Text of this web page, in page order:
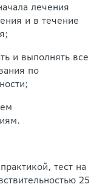
лечения
и в течение
и выполнять все
по
тест на
25